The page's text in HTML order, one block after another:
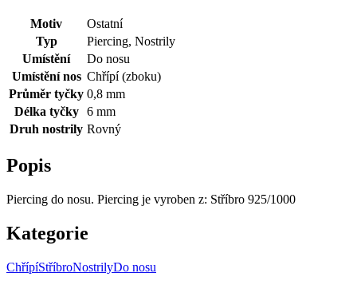
Motiv
Ostatní
Typ
Piercing, Nostrily
Umístění
Do nosu
Umístění nos Chřípí (zboku)
Průměr tyčky 0,8 mm
Délka tyčky
6 mm
Druh nostrily Rovný
Popis
Piercing do nosu. Piercing je vyroben z: Stříbro 925/1000
Kategorie
ChřípíStříbroNostrilyDo nosu